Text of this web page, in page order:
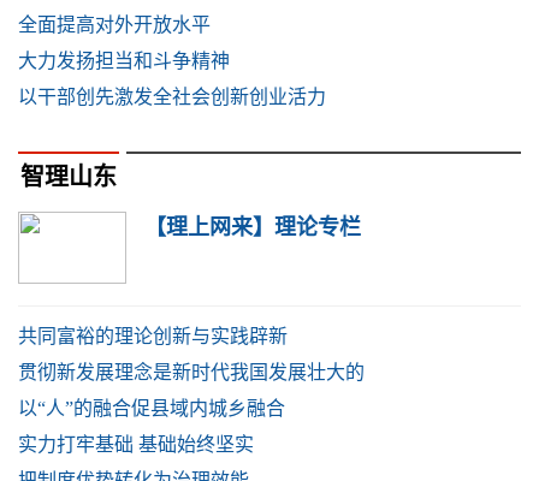
全面提高对外开放水平
大力发扬担当和斗争精神
以干部创先激发全社会创新创业活力
智理山东
【理上网来】理论专栏
共同富裕的理论创新与实践辟新
贯彻新发展理念是新时代我国发展壮大的
以“人”的融合促县域内城乡融合
实力打牢基础 基础始终坚实